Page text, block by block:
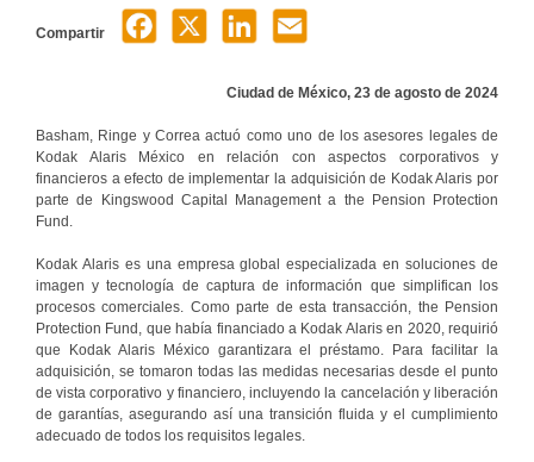
Compartir
Ciudad de México, 23 de agosto de 2024
Basham, Ringe y Correa actuó como uno de los asesores legales de
Kodak Alaris México en relación con aspectos corporativos y
financieros a efecto de implementar la adquisición de Kodak Alaris por
parte de Kingswood Capital Management a the Pension Protection
Fund.
Kodak Alaris es una empresa global especializada en soluciones de
imagen y tecnología de captura de información que simplifican los
procesos comerciales. Como parte de esta transacción, the Pension
Protection Fund, que había financiado a Kodak Alaris en 2020, requirió
que Kodak Alaris México garantizara el préstamo. Para facilitar la
adquisición, se tomaron todas las medidas necesarias desde el punto
de vista corporativo y financiero, incluyendo la cancelación y liberación
de garantías, asegurando así una transición fluida y el cumplimiento
adecuado de todos los requisitos legales.